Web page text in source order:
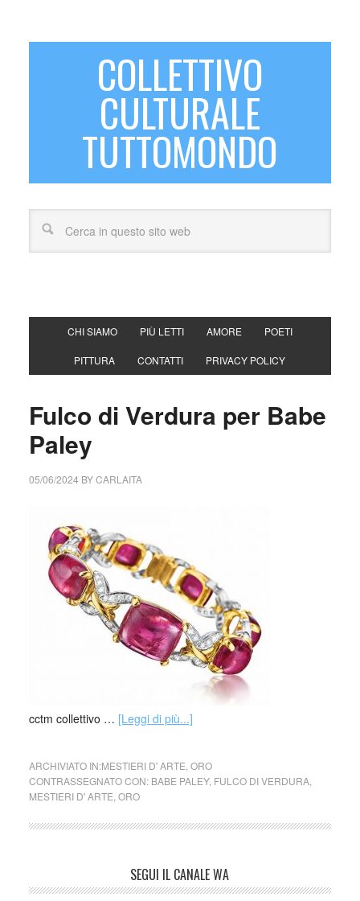
COLLETTIVO
CULTURALE
TUTTOMONDO
CHI SIAMO PIÙ LETTI AMORE POETI
PITTURA CONTATTI PRIVACY POLICY
Fulco di Verdura per Babe
Paley
05/06/2024 BYCARLAITA
cctm collettivo … [Leggi di più...]
ARCHIVIATO IN:MESTIERI D' ARTE ORO
CONTRASSEGNATO CON: BABE PALEY, FULCO DI VERDURA,
MESTIERI D' ARTE ORO
SEGUI IL CANALE WA